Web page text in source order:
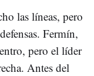
las líneas, pero
Fermín,
pero el líder
Antes del